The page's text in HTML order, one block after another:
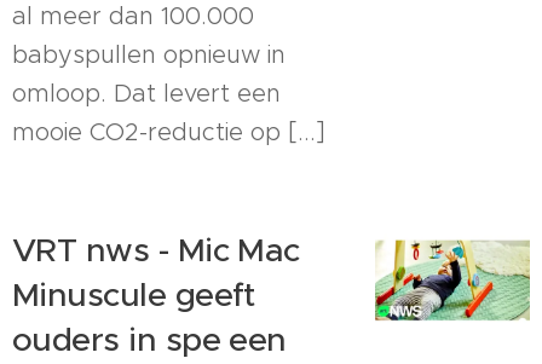
al meer dan 100.000
babyspullen opnieuw in
omloop. Dat levert een
mooie CO2-reductie op [...]
VRT nws - Mic Mac
Minuscule geeft
ouders in spe een